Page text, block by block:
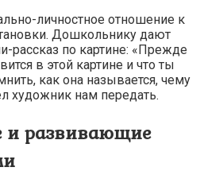
личностное отношение к
Дошкольнику дают
рассказ по картине: «Прежде
в этой картине и что ты
как она называется, чему
художник нам передать.
и развивающие